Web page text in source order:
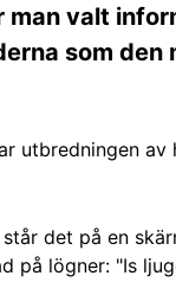
valt
som den
utbredningen av
det på en
på lögner: "Is